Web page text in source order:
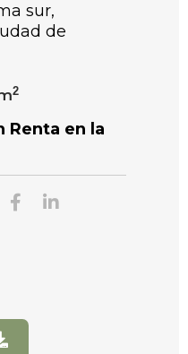
sur,
de
2
Renta en la